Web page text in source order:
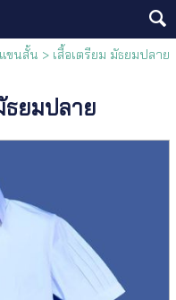
ขนสั้น > เสื้อเตรียม มัธยมปลาย
ธยมปลาย